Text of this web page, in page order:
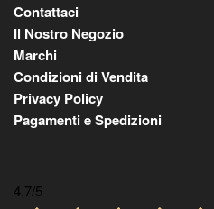
Contattaci
Il Nostro Negozio
Marchi
Condizioni di Vendita
Privacy Policy
Pagamenti e Spedizioni
4,7/5